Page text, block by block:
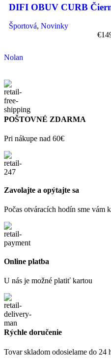
DIFI OBUV CURB
Športová, Novinky
€
Nolan
POŠTOVNÉ ZDARMA
Pri nákupe nad 60€
Zavolajte a opýtajte sa
Počas otváracích hodín sme vám
Online platba
U nás je možné platiť kartou
Rýchle doručenie
Tovar skladom odosielame do 24